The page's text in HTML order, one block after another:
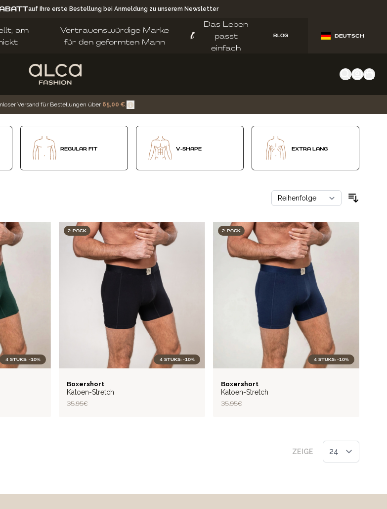
auf Ihre erste Bestellung bei Anmeldung zu unserem Newsletter
am
Vertrauenswürdige Marke
für den geformten Mann
Das Leben
passt
einfach
BLOG DEUTSCH
Versand für Bestellungen über 65,00 €.
REGULAR FIT V-SHAPE EXTRA LANG
4 STUKS: -10%
2-PACK
4 STUKS: -10%
Boxershort
Katoen-Stretch
35,95 €
2-PACK
4 STUKS: -10%
Boxershort
Katoen-Stretch
35,95 €
ZEIGE